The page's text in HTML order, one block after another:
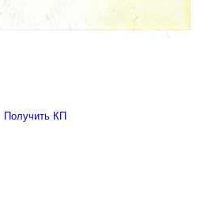
Получить КП